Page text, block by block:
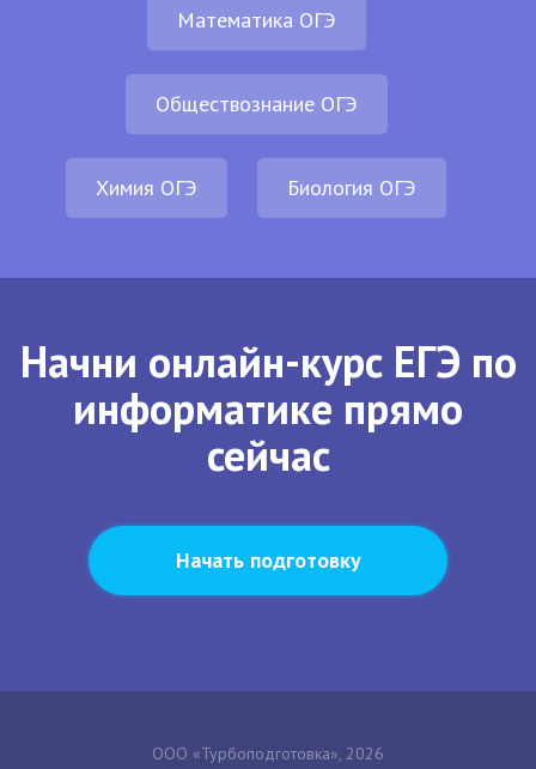
Математика ОГЭ
Обществознание ОГЭ
Химия ОГЭ Биология ОГЭ
Начни онлайн-курс ЕГЭ по
информатике прямо
сейчас
Начать подготовку
ООО «Турбоподготовка», 2026